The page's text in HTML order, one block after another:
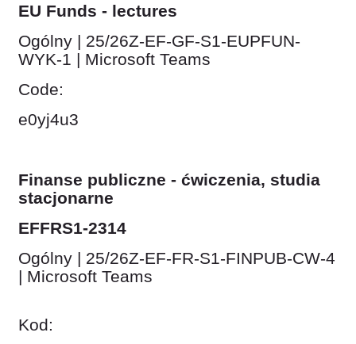
EU Funds - lectures
Ogólny | 25/26Z-EF-GF-S1-EUPFUN-
WYK-1 | Microsoft Teams
Code:
e0yj4u3
Finanse publiczne - ćwiczenia, studia
stacjonarne
EFFRS1-2314
Ogólny | 25/26Z-EF-FR-S1-FINPUB-CW-4
| Microsoft Teams
Kod: